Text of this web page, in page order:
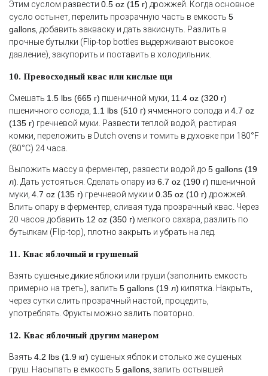
Этим суслом развести 0.5 oz (15 г) дрожжей. Когда основное
сусло остынет, перелить прозрачную часть в емкость 5
gallons , добавить закваску и дать закиснуть. Разлить в
прочные бутылки (Flip-top bottles выдерживают высокое
давление), закупорить и поставить в холодильник.
10. Превосходный квас или кислые щи
Смешать 1.5 lbs (665 г) пшеничной муки, 11.4 oz (320 г)
пшеничного солода, 1.1 lbs (510 г) ячменного солода и 4.7 oz
(135 г) гречневой муки. Развести теплой водой, растирая
комки, переложить в Dutch ovens и томить в духовке при 180°F
(80°C) 24 часа.
Выложить массу в ферментер, развести водой до 5 gallons (19
л) . Дать устояться. Сделать опару из 6.7 oz (190 г) пшеничной
муки, 4.7 oz (135 г) гречневой муки и 0.35 oz (10 г) дрожжей.
Влить опару в ферментер, сливая туда прозрачный квас. Через
20 часов добавить 12 oz (350 г) мелкого сахара, разлить по
бутылкам (Flip-top), плотно закрыть и убрать на лед.
11. Квас яблочный и грушевый
Взять сушеные дикие яблоки или груши (заполнить емкость
примерно на треть), залить 5 gallons (19 л) кипятка. Накрыть,
через сутки слить прозрачный настой, процедить,
употреблять. Фрукты можно залить повторно.
12. Квас яблочный другим манером
Взять 4.2 lbs (1.9 кг) сушеных яблок и столько же сушеных
груш. Насыпать в емкость 5 gallons , залить остывшей